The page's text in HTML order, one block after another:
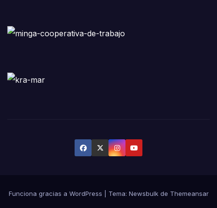
Funciona gracias a WordPress Tema: Newsbulkde Themeansar